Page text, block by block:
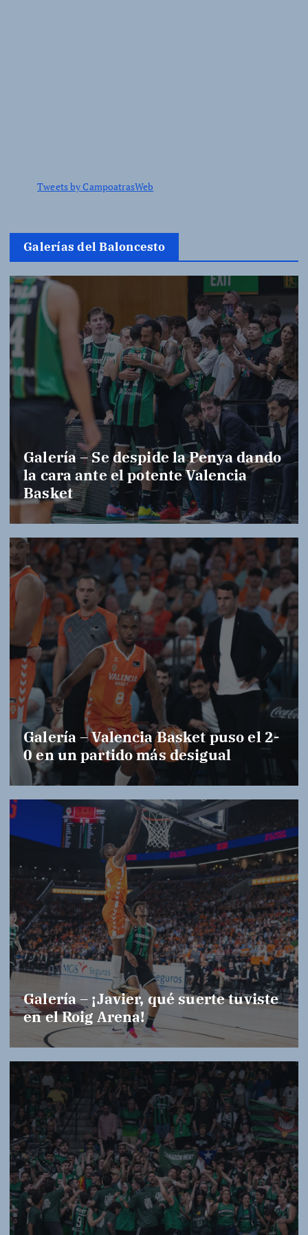
a
s
Tweets by CampoatrasWeb
Galerías del Baloncesto
Galería – Se despide la Penya dando
la cara ante el potente Valencia
Basket
Galería – Valencia Basket puso el 2-
0 en un partido más desigual
Galería – ¡Javier, qué suerte tuviste
en el Roig Arena!